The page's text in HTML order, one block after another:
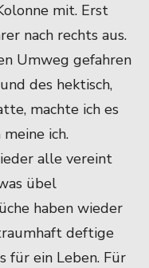
mit. Erst
nach rechts aus.
Umweg gefahren
des hektisch,
machte ich es
ich.
alle vereint
übel
haben wieder
deftige
für ein Leben. Für